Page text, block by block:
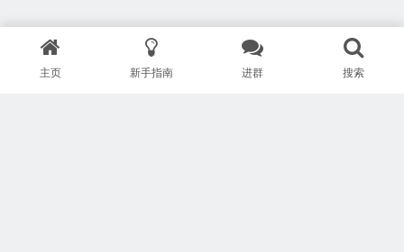
主页 新手指南 进群 搜索